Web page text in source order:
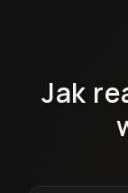
Jak